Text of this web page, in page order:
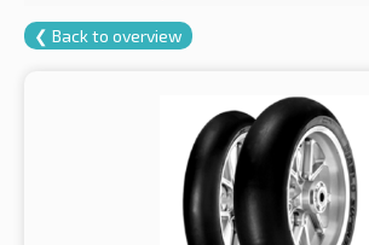
❮ Back to overview